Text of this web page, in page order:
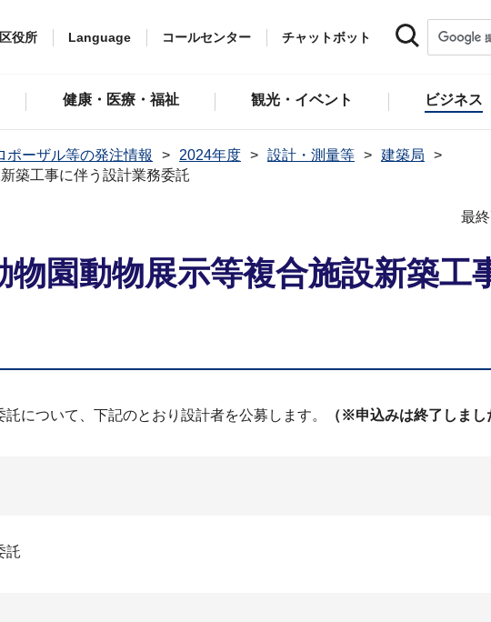
区役所 Language コールセンター チャットボット
健康・医療・福祉 観光・イベント ビジネス
ポーザル等の発注情報 2024年度 設計・測量等
建築局
築工事に伴う設計業務委託
最
物園動物展示等複合施設新築工
について、下記のとおり設計者を公募します。 （※申込みは終了しまし
託